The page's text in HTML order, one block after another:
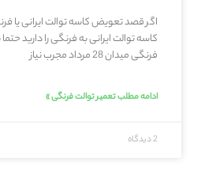
اگر قصد تعویض کاسه توالت ایرانی یا
کاسه توالت ایرانی به فرنگی را دارید
فرنگی میدان 28 مرداد مجرب نیاز
ادامه مطلب تعمیر توالت فرنگی »
2 دیدگاه